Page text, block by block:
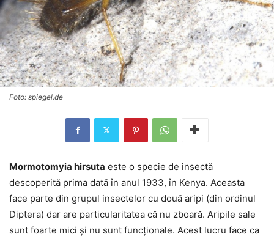
Foto: spiegel.de
Mormotomyia hirsuta este o specie de insectă
descoperită prima dată în anul 1933, în Kenya. Aceasta
face parte din grupul insectelor cu două aripi (din ordinul
Diptera) dar are particularitatea că nu zboară. Aripile sale
sunt foarte mici și nu sunt funcționale. Acest lucru face ca